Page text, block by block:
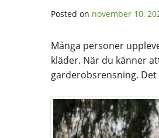
Posted on november 10,
Många personer
kläder. När du känner
garderobsrensning.